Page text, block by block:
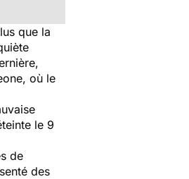
que la
où le
le 9
de
des